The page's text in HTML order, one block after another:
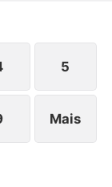
sua filha.
5
Mais